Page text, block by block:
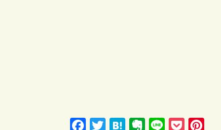
Face Twitt Hate Ever Line Pock